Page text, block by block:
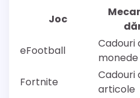
Joc
eFootball
Cadouri
monede
Fortnite
Cadouri
articole